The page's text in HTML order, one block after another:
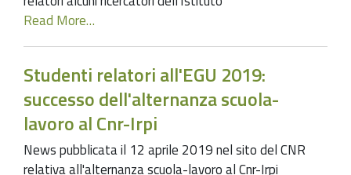
Read More…
Studenti relatori all'EGU 2019:
successo dell'alternanza scuola-
lavoro al Cnr-Irpi
News pubblicata il 12 aprile 2019 nel sito del CNR
relativa all'alternanza scuola-lavoro al Cnr-Irpi